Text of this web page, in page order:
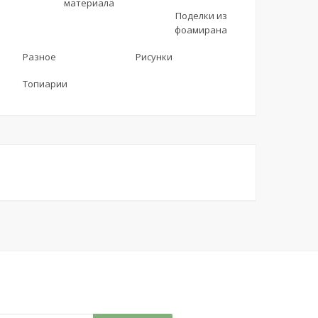
материала
Поделки из
фоамирана
Разное Рисунки
Топиарии